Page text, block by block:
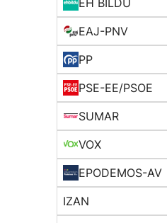
EH BILDU
EAJ-PNV
PP
PSE-EE/PSOE
SUMAR
VOX
EPODEMOS-AV
IZAN